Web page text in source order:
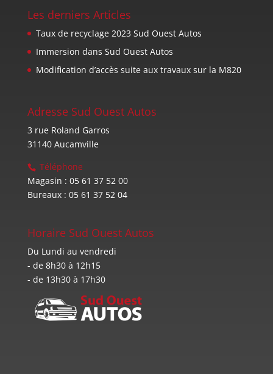
Les derniers Articles
Taux de recyclage 2023 Sud Ouest Autos
Immersion dans Sud Ouest Autos
Modification d’accès suite aux travaux sur la M820
Adresse Sud Ouest Autos
3 rue Roland Garros
31140 Aucamville
Téléphone
Magasin : 05 61 37 52 00
Bureaux : 05 61 37 52 04
Horaire Sud Ouest Autos
Du Lundi au vendredi
- de 8h30 à 12h15
- de 13h30 à 17h30